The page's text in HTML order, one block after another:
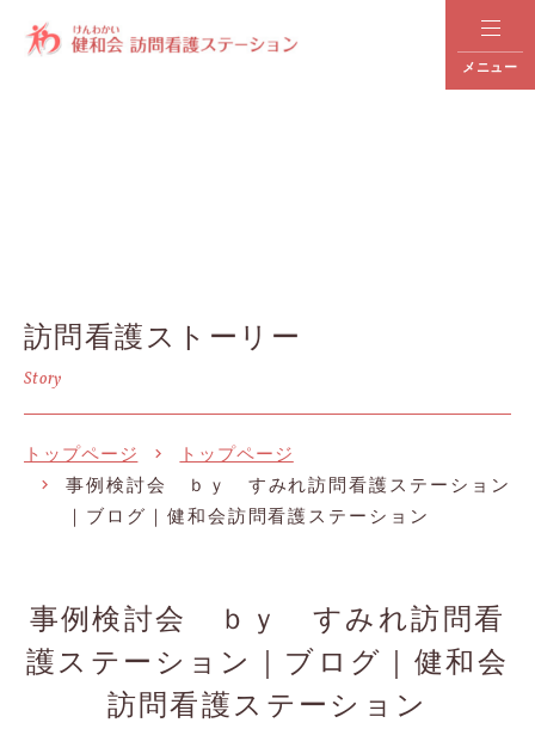
メニュー
訪問看護ストーリー
Story
トップページ
トップページ
事例検討会 ｂｙ すみれ訪問看護ステーション
｜ブログ｜健和会訪問看護ステーション
事例検討会 ｂｙ すみれ訪問看
護ステーション｜ブログ｜健和会
訪問看護ステーション